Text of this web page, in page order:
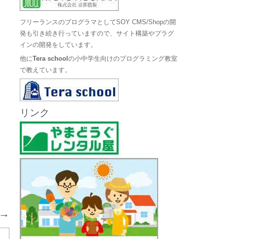
→
フリーランスのプログラマとしてSOY CMS/Shopの開
発も引き続き行っていますので、サイト構築やプラグ
インの開発をしています。
他にTera schoolの小中学生向けのプログラミング教室
で教えています。
リンク